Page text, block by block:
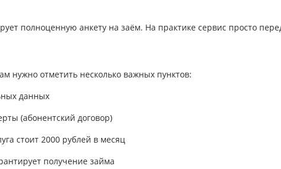
полноценную анкету на заём. На практике сервис просто
нужно отметить несколько важных пунктов:
данных
(абонентский договор)
стоит 2000 рублей в месяц
получение займа